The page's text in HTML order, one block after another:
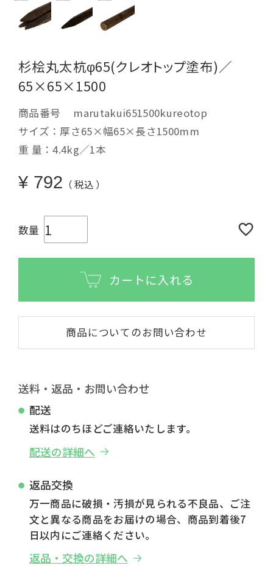
杉桧丸太杭φ65(クレオトップ塗布)／
65×65×1500
商品番号
marutakui651500kureotop
サイズ：厚さ65×幅65×長さ1500mm
重 量：4.4kg／1本
¥ 792 税込
カートに入れる
商品についてのお問い合わせ
送料・返品・お問い合わせ
配送
送料はのちほどご連絡いたします。
配送の詳細へ
返品交換
万一商品に破損・汚損が見られる不良品、ご注
文と異なる商品をお届けの場合、商品到着後7
日以内にご連絡ください。
返品・交換の詳細へ